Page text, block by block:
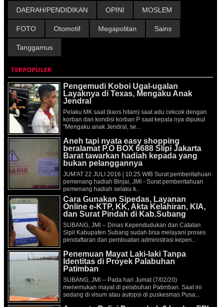
DAERAH/PENDIDIKAN OPINI MOSLEM
FOTO Otomotif Megapolitan Sains
Tanggamus
TERPOPULER
Pengemudi Koboi Ugal-ugalan
Layaknya di Texas, Mengaku Anak
Jendral
Pelaku MK saat (kaos hitam) saat adu cekcok dengan
korban dan kondisi korban P saat kepala nya dipukul
"Mengaku anak Jendral, se...
Aneh tapi nyata easy shopping
beralamat P.O BOX 6688 Slipi Jakarta
Barat tawarkan hadiah kepada yang
bukan pelanggannya
JUM'AT 22 JULI 2016 | 10:25 WIB Surat pemberitahuan
pemenang hadiah Binjai, JMI - Surat pemberitahuan
pemenang hadiah selaku k...
Cara Gunakan Sipedas, Layanan
Online e-KTP, KK, Akta Kelahiran, KIA,
dan Surat Pindah di Kab.Subang
SUBANG, JMI -- Dinas Kependudukan dan Catatan
Sipil Kabupaten Subang sudah bisa melayani proses
pendaftaran dan pembuatan administrasi kepen...
Penemuan Mayat Laki-laki Tanpa
Identitas di Proyek Palabuhan
Patimban
SUBANG, JMI -- Pada hari Jumat (7/02/20)
menemukan mayat di pelabuhan Patimban. Saat ini
sedang di visum atau autopsi di puskesmas Pusa...